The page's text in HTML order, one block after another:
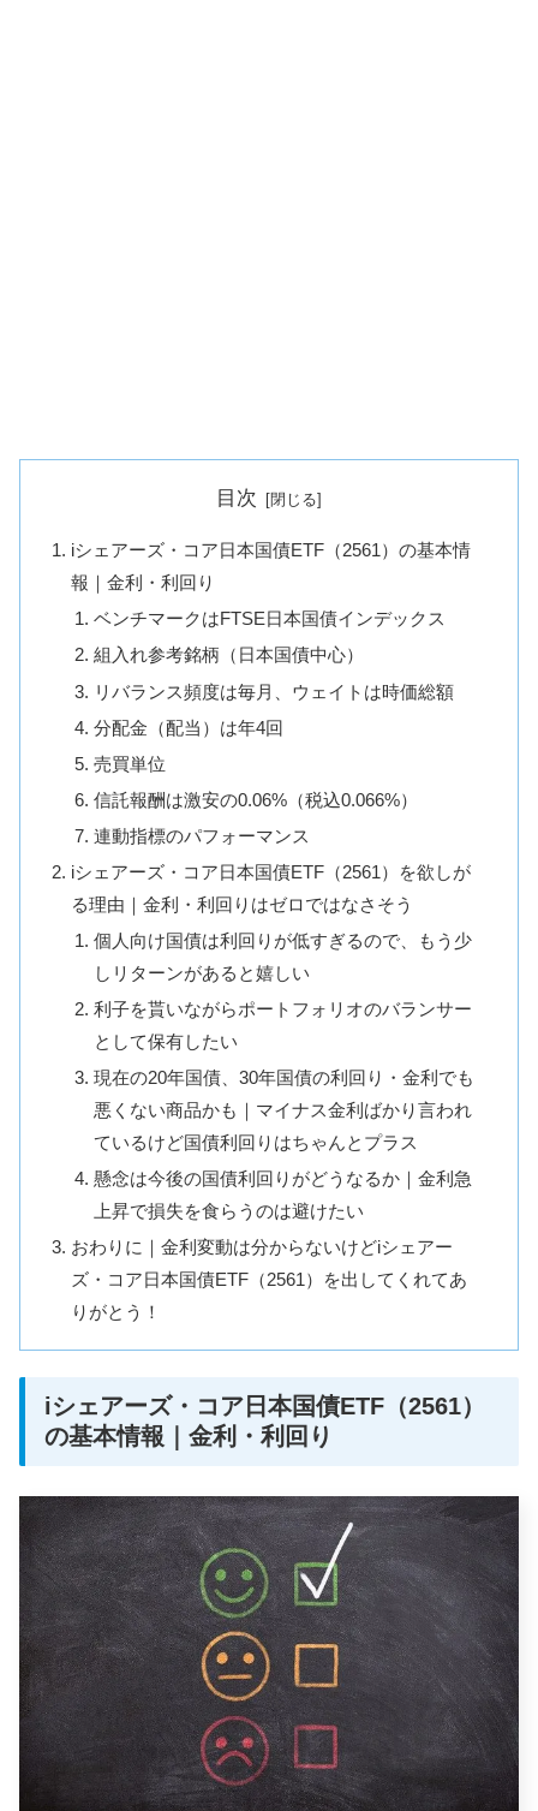
目次
iシェアーズ・コア日本国債ETF（2561）の基本情
報｜金利・利回り
ベンチマークはFTSE日本国債インデックス
組入れ参考銘柄（日本国債中心）
リバランス頻度は毎月、ウェイトは時価総額
分配金（配当）は年4回
売買単位
信託報酬は激安の0.06%（税込0.066%）
連動指標のパフォーマンス
iシェアーズ・コア日本国債ETF（2561）を欲しが
る理由｜金利・利回りはゼロではなさそう
個人向け国債は利回りが低すぎるので、もう少
しリターンがあると嬉しい
利子を貰いながらポートフォリオのバランサー
として保有したい
現在の20年国債、30年国債の利回り・金利でも
悪くない商品かも｜マイナス金利ばかり言われ
ているけど国債利回りはちゃんとプラス
懸念は今後の国債利回りがどうなるか｜金利急
上昇で損失を食らうのは避けたい
おわりに｜金利変動は分からないけどiシェアー
ズ・コア日本国債ETF（2561）を出してくれてあ
りがとう！
iシェアーズ・コア日本国債ETF（2561）
の基本情報｜金利・利回り